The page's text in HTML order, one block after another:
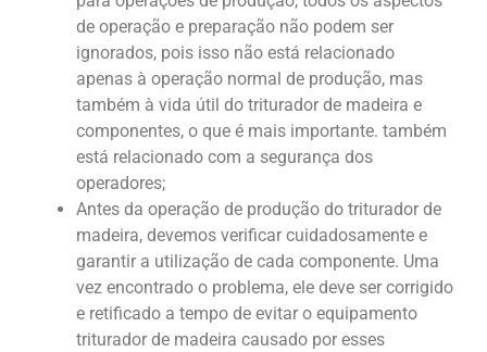
de operação e preparação não podem ser
ignorados, pois isso não está relacionado
apenas à operação normal de produção, mas
também à vida útil do triturador de madeira e
componentes, o que é mais importante. também
está relacionado com a segurança dos
operadores;
Antes da operação de produção do triturador de
madeira, devemos verificar cuidadosamente e
garantir a utilização de cada componente. Uma
vez encontrado o problema, ele deve ser corrigido
e retificado a tempo de evitar o equipamento
triturador de madeira causado por esses